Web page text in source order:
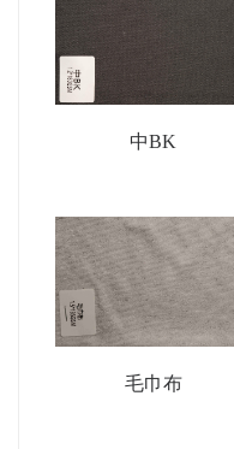
中BK
毛巾布